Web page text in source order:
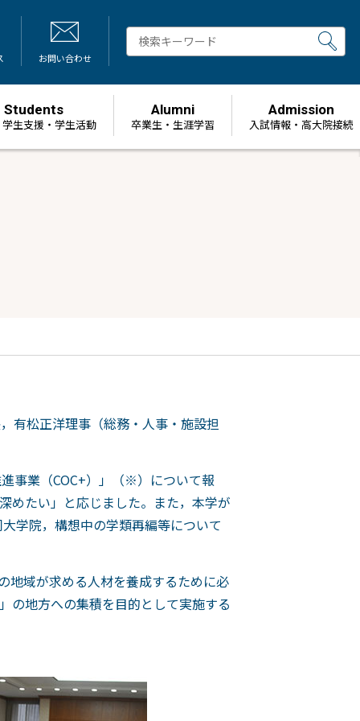
お問い合わせ
Students
生支援・学生活動
Alumni
卒業生・生涯学習
Admission
⼊試情報・高大院接続
有松正洋理事（総務・人事・施設担
事業（COC+）」（※）について報
めたい」と応じました。また，本学が
学院，構想中の学類再編等について
域が求める人材を養成するために必
の地方への集積を目的として実施する